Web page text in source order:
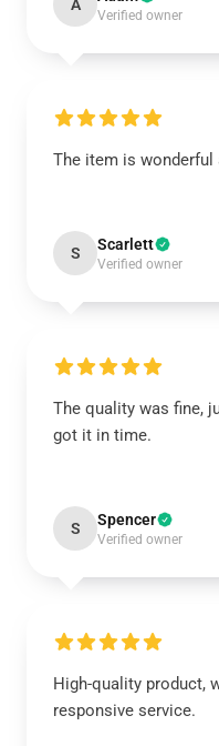
A
Verified owner
The item is wonderful
S Scarlett
Verified owner
The quality was fine,
got it in time.
S Spencer
Verified owner
High-quality product,
responsive service.